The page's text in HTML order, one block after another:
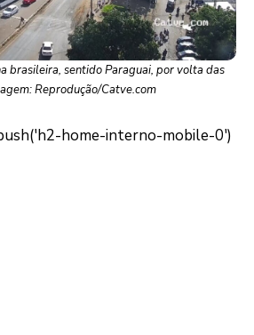
brasileira, sentido Paraguai, por volta das
Reprodução/Catve.com